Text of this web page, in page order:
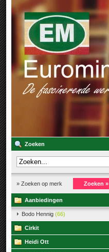
Zoeken
» Zoeken op merk Zoeken »
Aanbiedingen
Bodo Hennig (66)
Cirkit
Heidi Ott